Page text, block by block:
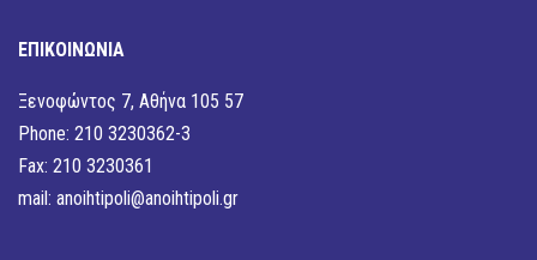
ΕΠΙΚΟΙΝΩΝΙΑ
Ξενοφώντος 7, Αθήνα 105 57
Phone: 210 3230362-3
Fax: 210 3230361
mail: anoihtipoli@anoihtipoli.gr